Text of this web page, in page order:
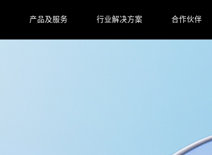
产品及服务 行业解决方案 合作伙伴